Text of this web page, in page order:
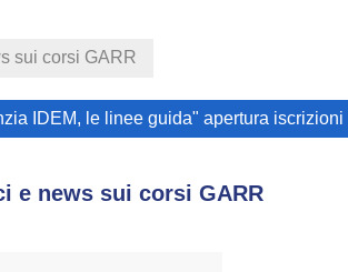
sui corsi GARR
IDEM, le linee guida" apertura
e news sui corsi GARR